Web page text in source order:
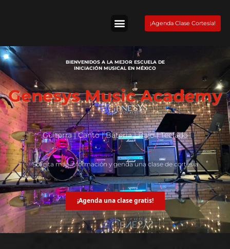
¡Agenda Clase Cortesía!
BIENVENIDOS A LA MEJOR ESCUELA DE
INICIACIÓN MUSICAL EN MÉXICO
Genesys Music Academy
Guitarra | Canto | Batería | Bajo | Teclado
Solicita más información y genda una clase de cortesía
¡Agenda una clase gratis!